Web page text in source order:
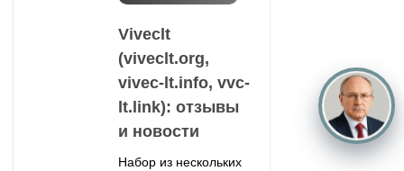
Viveclt
(viveclt.org,
vivec-lt.info, vvc-
lt.link): отзывы
и новости
Набор из нескольких